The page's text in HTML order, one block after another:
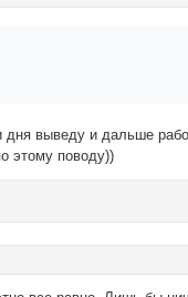
выведу и дальше
этому поводу))